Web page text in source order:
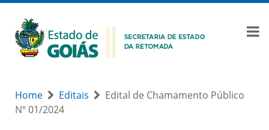
Home Editais
Edital de Chamamento Público
Nº 01/2024